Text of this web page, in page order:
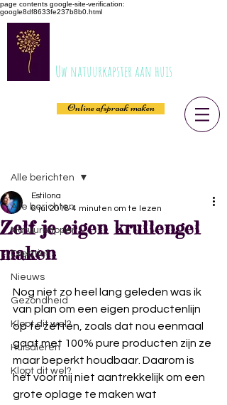
page contents google-site-verification:
google8df8633fe237b8b0.html
Uw natuurkapster aan huis
Online afspraak maken
Alle berichten
Natuurkapper
Creatief
Nieuws
Gezondheid
Klopt dit wel?
Huisdieren
Klopt dit wel?
Alle berichten
Zelf je eigen krullengel
maken
Estilona
6 jul 2018 4 minuten om te lezen
Nog niet zo heel lang geleden was ik
van plan om een eigen productenlijn
op te zetten, zoals dat nou eenmaal
gaat met 100% pure producten zijn ze
maar beperkt houdbaar. Daarom is
het voor mij niet aantrekkelijk om een
grote oplage te maken wat